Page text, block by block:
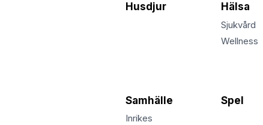
Husdjur Hälsa
Sjukvård
Wellness
Samhälle
Inrikes
Spel